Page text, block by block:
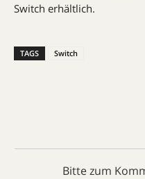
Switch erhältlich.
TAGS Switch
Bitte zum